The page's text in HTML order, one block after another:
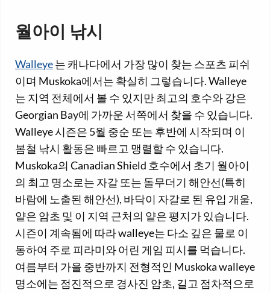
월아이 낚시
Walleye는 캐나다에서 가장 많이 찾는 스포츠 피쉬
이며 Muskoka에서는 확실히 그렇습니다. Walleye
는 지역 전체에서 볼 수 있지만 최고의 호수와 강은
Georgian Bay에 가까운 서쪽에서 찾을 수 있습니다.
Walleye 시즌은 5월 중순 또는 후반에 시작되며 이
봄철 낚시 활동은 빠르고 맹렬할 수 있습니다.
Muskoka의 Canadian Shield 호수에서 초기 월아이
의 최고 명소로는 자갈 또는 돌무더기 해안선(특히
바람에 노출된 해안선), 바닥이 자갈로 된 유입 개울,
얕은 암초 및 이 지역 근처의 얕은 평지가 있습니다.
시즌이 계속됨에 따라 walleye는 다소 깊은 물로 이
동하여 주로 피라미와 어린 게임 피시를 먹습니다.
여름부터 가을 중반까지 전형적인 Muskoka walleye
명소에는 점진적으로 경사진 암초, 길고 점차적으로